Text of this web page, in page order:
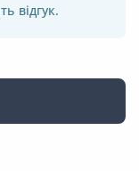
відгук.